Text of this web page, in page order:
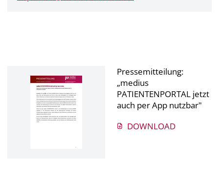
Pressemitteilung:
„medius
PATIENTENPORTAL jetzt
auch per App nutzbar"
DOWNLOAD